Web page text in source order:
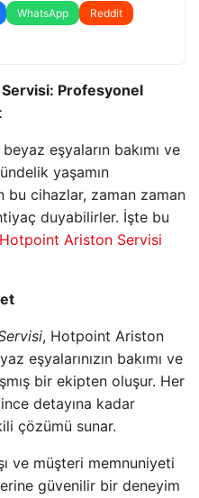
WhatsApp
Reddit
Profesyonel
eşyaların bakımı ve
yaşamın
bu cihazlar, zaman zaman
duyabilirler. İşte bu
Ariston Servisi
, Hotpoint Ariston
eşyalarınızın bakımı ve
bir ekipten oluşur. Her
detayına kadar
çözümü sunar.
ve müşteri memnuniyeti
güvenilir bir deneyim